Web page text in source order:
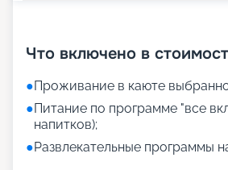
Что включено в
●Проживание в каюте
●Питание по программе "все
напитков);
●Развлекательные программы